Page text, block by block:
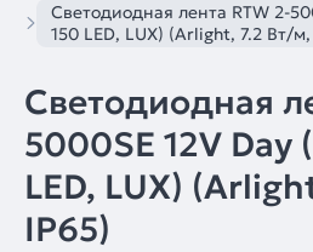
Светодиодная лента RTW 2-
150 LED, LUX) (Arlight, 7.2 Вт/
Светодиодная
5000SE 12V Day
LED, LUX)
IP65)